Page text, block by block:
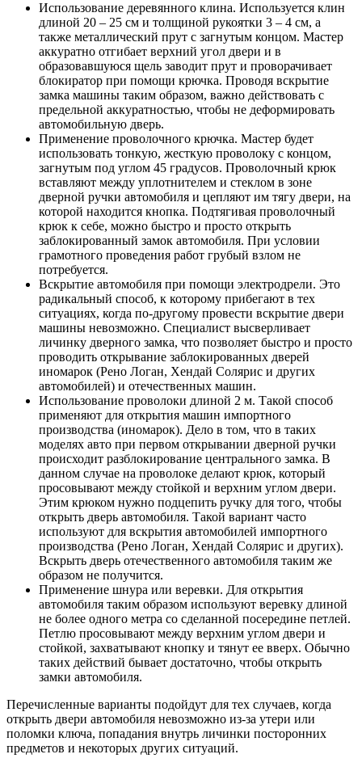
Использование деревянного клина. Используется клин
длиной 20 – 25 см и толщиной рукоятки 3 – 4 см, а
также металлический прут с загнутым концом. Мастер
аккуратно отгибает верхний угол двери и в
образовавшуюся щель заводит прут и проворачивает
блокиратор при помощи крючка. Проводя вскрытие
замка машины таким образом, важно действовать с
предельной аккуратностью, чтобы не деформировать
автомобильную дверь.
Применение проволочного крючка. Мастер будет
использовать тонкую, жесткую проволоку с концом,
загнутым под углом 45 градусов. Проволочный крюк
вставляют между уплотнителем и стеклом в зоне
дверной ручки автомобиля и цепляют им тягу двери, на
которой находится кнопка. Подтягивая проволочный
крюк к себе, можно быстро и просто открыть
заблокированный замок автомобиля. При условии
грамотного проведения работ грубый взлом не
потребуется.
Вскрытие автомобиля при помощи электродрели. Это
радикальный способ, к которому прибегают в тех
ситуациях, когда по-другому провести вскрытие двери
машины невозможно. Специалист высверливает
личинку дверного замка, что позволяет быстро и просто
проводить открывание заблокированных дверей
иномарок (Рено Логан, Хендай Солярис и других
автомобилей) и отечественных машин.
Использование проволоки длиной 2 м. Такой способ
применяют для открытия машин импортного
производства (иномарок). Дело в том, что в таких
моделях авто при первом открывании дверной ручки
происходит разблокирование центрального замка. В
данном случае на проволоке делают крюк, который
просовывают между стойкой и верхним углом двери.
Этим крюком нужно подцепить ручку для того, чтобы
открыть дверь автомобиля. Такой вариант часто
используют для вскрытия автомобилей импортного
производства (Рено Логан, Хендай Солярис и других).
Вскрыть дверь отечественного автомобиля таким же
образом не получится.
Применение шнура или веревки. Для открытия
автомобиля таким образом используют веревку длиной
не более одного метра со сделанной посередине петлей.
Петлю просовывают между верхним углом двери и
стойкой, захватывают кнопку и тянут ее вверх. Обычно
таких действий бывает достаточно, чтобы открыть
замки автомобиля.
Перечисленные варианты подойдут для тех случаев, когда
открыть двери автомобиля невозможно из-за утери или
поломки ключа, попадания внутрь личинки посторонних
предметов и некоторых других ситуаций.